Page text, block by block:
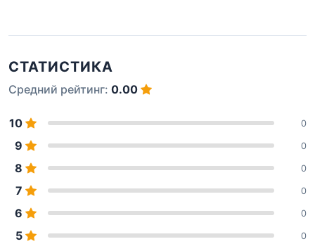
СТАТИСТИКА
Средний рейтинг: 0.00
10 0
9 0
8 0
7 0
6 0
5 0